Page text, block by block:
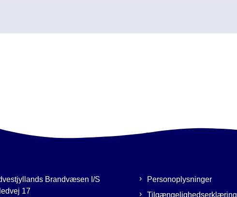
Brandvæsen I/S
17
Personoplysninger
Tilgængelighedserklæring